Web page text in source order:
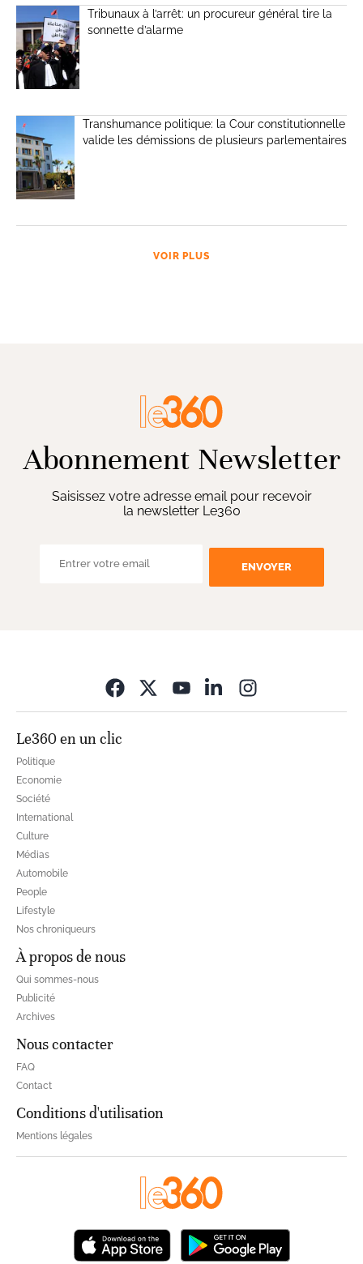
Tribunaux à l’arrêt: un procureur général tire la
sonnette d’alarme
Transhumance politique: la Cour constitutionnelle
valide les démissions de plusieurs parlementaires
VOIR PLUS
Abonnement Newsletter
Saisissez votre adresse email pour recevoir
la newsletter Le360
ENVOYER
Le360 en un clic
Politique
Economie
Société
International
Culture
Médias
Automobile
People
Lifestyle
Nos chroniqueurs
À propos de nous
Qui sommes-nous
Publicité
Archives
Nous contacter
FAQ
Contact
Conditions d'utilisation
Mentions légales